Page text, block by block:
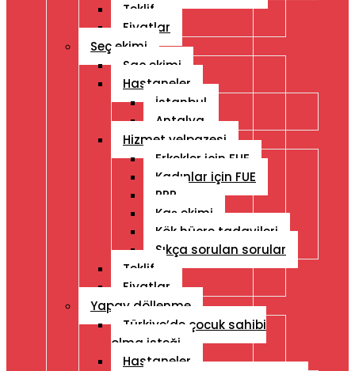
Teklif
Fiyatlar
Seç ekimi
Saç ekimi
Hastaneler
İstanbul
Antalya
Hizmet yelpazesi
Erkekler için FUE
Kadınlar için FUE
PRP
Kaş ekimi
Kök hücre tadavileri
Sıkça sorulan sorular
Teklif
Fiyatlar
Yapay döllenme
Türkiye’de çocuk sahibi
olma isteği
Hastaneler